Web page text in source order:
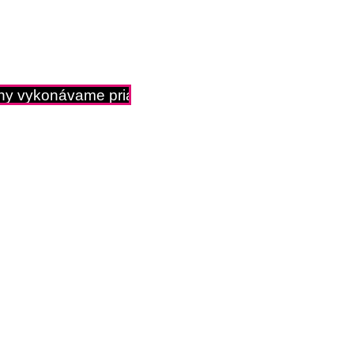
vykonávame priamo v našom servisnom